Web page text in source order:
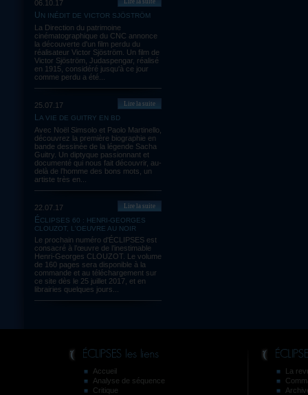
06.10.17
UN INÉDIT DE VICTOR SJÖSTRÖM
La Direction du patrimoine
cinématographique du CNC annonce
la découverte d'un film perdu du
réalisateur Victor Sjöström. Un film de
Victor Sjöström, Judaspengar, réalisé
en 1915, considéré jusqu'à ce jour
comme perdu a été...
Lire la suite
25.07.17
LA VIE DE GUITRY EN BD
Avec Noël Simsolo et Paolo Martinello,
découvrez la première biographie en
bande dessinée de la légende Sacha
Guitry. Un diptyque passionnant et
documenté qui nous fait découvrir, au-
delà de l’homme des bons mots, un
artiste très en...
Lire la suite
22.07.17
ÉCLIPSES 60 : HENRI-GEORGES
CLOUZOT, L'OEUVRE AU NOIR
Le prochain numéro d'ÉCLIPSES est
consacré à l’œuvre de l’inestimable
Henri-Georges CLOUZOT. Le volume
de 160 pages sera disponible à la
commande et au téléchargement sur
ce site dès le 25 juillet 2017, et en
librairies quelques jours...
Lire la suite
Accueil
Analyse de séquence
Critique
La